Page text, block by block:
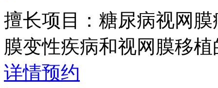
擅长项目： 糖尿病视网
膜变性疾病和视网膜移
详情预约